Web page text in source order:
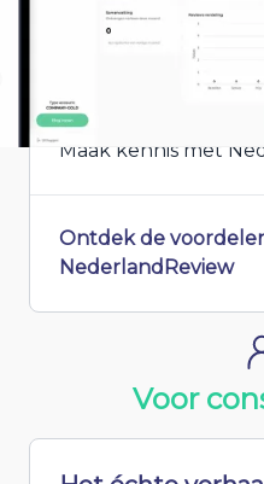
Ben je op zoek naar
reviews kunt
geven én
vindbaarheid in
Maak kennis met
Ontdek de
NederlandReview
Voor